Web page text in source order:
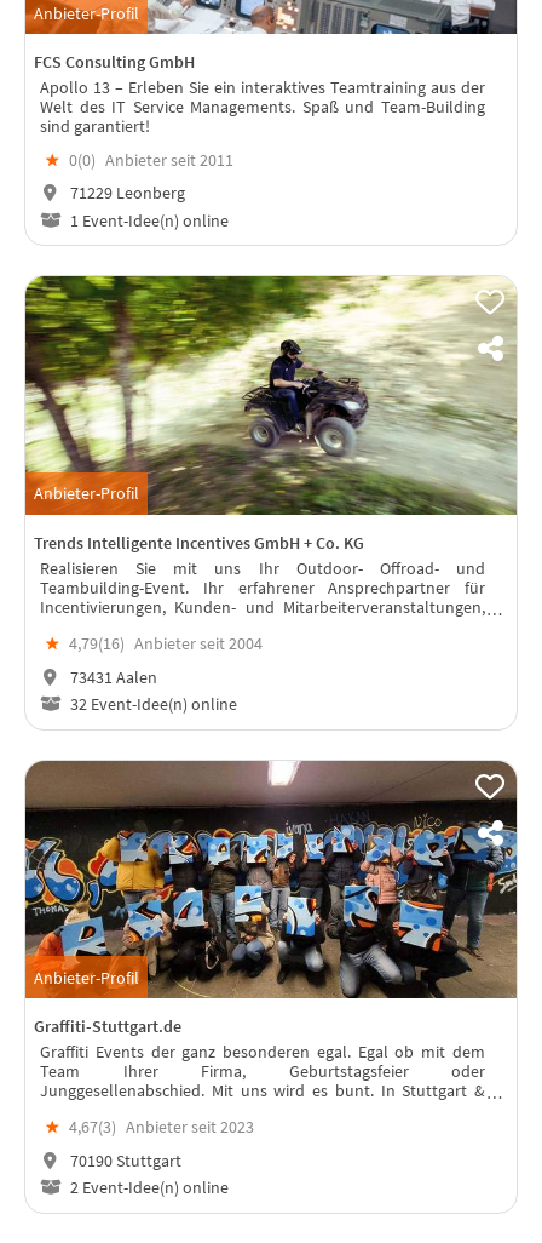
Anbieter-Profil
FCS Consulting GmbH
Apollo 13 – Erleben Sie ein interaktives Teamtraining aus der
Welt des IT Service Managements. Spaß und Team-Building
sind garantiert!
★ 0(0) Anbieter seit 2011
71229 Leonberg
1 Event-Idee(n) online
Anbieter-Profil
Trends Intelligente Incentives GmbH + Co. KG
Realisieren Sie mit uns Ihr Outdoor- Offroad- und
Teambuilding-Event. Ihr erfahrener Ansprechpartner für
Incentivierungen, Kunden- und Mitarbeiterveranstaltungen,
★ 4,79(16) Anbieter seit 2004
73431 Aalen
32 Event-Idee(n) online
Anbieter-Profil
Graffiti-Stuttgart.de
Graffiti Events der ganz besonderen egal. Egal ob mit dem
Team Ihrer Firma, Geburtstagsfeier oder
Junggesellenabschied. Mit uns wird es bunt. In Stuttgart &
★ 4,67(3) Anbieter seit 2023
70190 Stuttgart
2 Event-Idee(n) online